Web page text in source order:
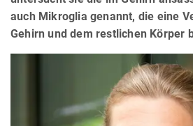
auch Mikroglia genannt, die eine
Gehirn und dem restlichen Körper